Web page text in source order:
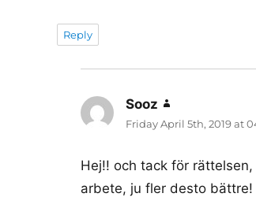
Reply
Sooz
Friday April 5th, 2019 at
Hej!! och tack för
arbete, ju fler desto bättre!